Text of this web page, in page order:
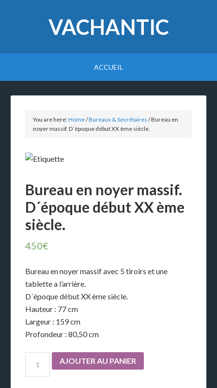
VACHANTIC
ACCUEIL
You are here:Home/Bureaux & Secrétaires /Bureau en
noyer massif. D´époque début XX ème siècle.
Bureau en noyer massif.
D´époque début XX ème
siècle.
450€
Bureau en noyer massif avec 5 tiroirs et une
tablette a l’arrière.
D´époque début XX ème siècle.
Hauteur : 77 cm
Largeur : 159 cm
Profondeur : 80,50 cm
AJOUTER AU PANIER